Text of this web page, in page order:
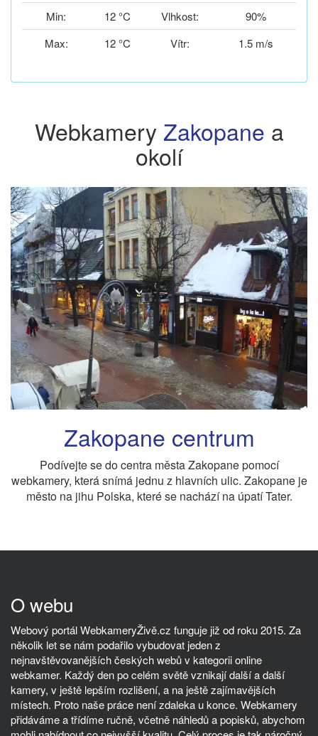
Min:
12 °C Vlhkost:
90%
Max:
12 °C Vítr: 1.5 m/s
Webkamery Zakopane a
okolí
Zakopane centrum
Podívejte se do centra města Zakopane pomocí
webkamery, která snímá jednu z hlavních ulic. Zakopane je
město na jihu Polska, které se nachází na úpatí Tater.
O webu
Webový portál WebkameryŽivě.cz funguje již od roku 2015. Za
několik let se nám podařilo vybudovat jeden z
nejnavštěvovanějších českých webů v kategorii online
webkamer. Každý den po celém světě vznikají další a další
kamery, v ještě lepším rozlišení, a na ještě zajímavějších
místech. Proto naše práce není zdaleka u konce. Webkamery
přidáváme a třídíme ručně, včetně náhledů a popisků, abychom